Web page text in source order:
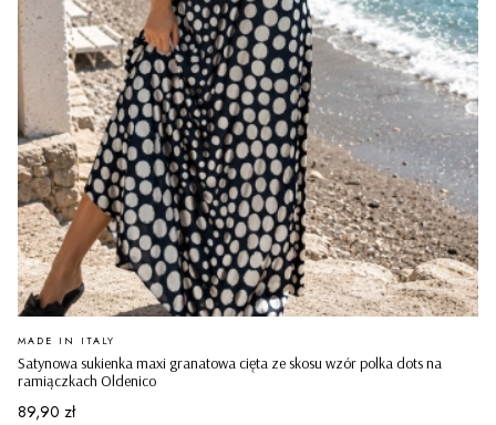
Satynowa sukienka maxi granatowa cięta ze skosu wzór polka dots na
ramiączkach Oldenico
PRODUCENT
MADE IN ITALY
Cena
89,90 zł